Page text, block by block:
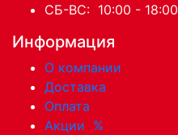
СБ-ВС: 10:00 - 18:00
Информация
О компании
Доставка
Оплата
Акции %